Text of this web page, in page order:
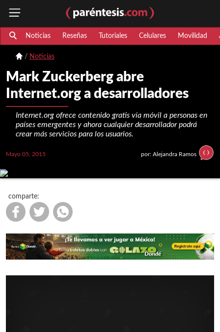
Noticias Reseñas Tutoriales Celulares Movilidad
Noticias
Mark Zuckerberg abre
Internet.org a desarrolladores
Internet.org ofrece contenido gratis vía móvil a personas en
países emergentes y ahora cualquier desarrollador podrá
crear más servicios para los usuarios.
Mayo 05, 2015 por: Alejandra Ramos
comparte: